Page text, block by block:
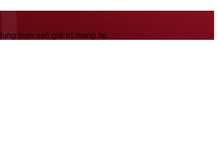
trọn vẹn giá trị mang lại.